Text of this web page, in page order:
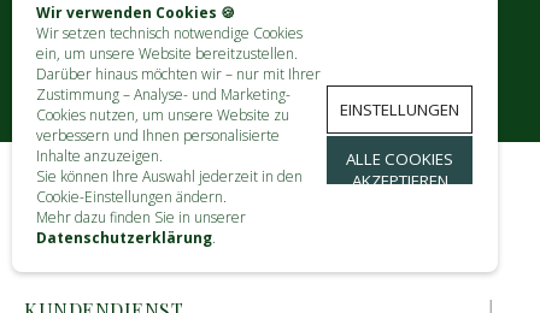
Wir verwenden Cookies 🍪
Wir setzen technisch notwendige Cookies
ein, um unsere Website bereitzustellen.
Darüber hinaus möchten wir – nur mit Ihrer
Zustimmung – Analyse- und Marketing-
Cookies nutzen, um unsere Website zu
verbessern und Ihnen personalisierte
Inhalte anzuzeigen.
Sie können Ihre Auswahl jederzeit in den
Cookie-Einstellungen ändern.
Mehr dazu finden Sie in unserer
Datenschutzerklärung.
EINSTELLUNGEN
ALLE COOKIES
AKZEPTIEREN
KONTAKT